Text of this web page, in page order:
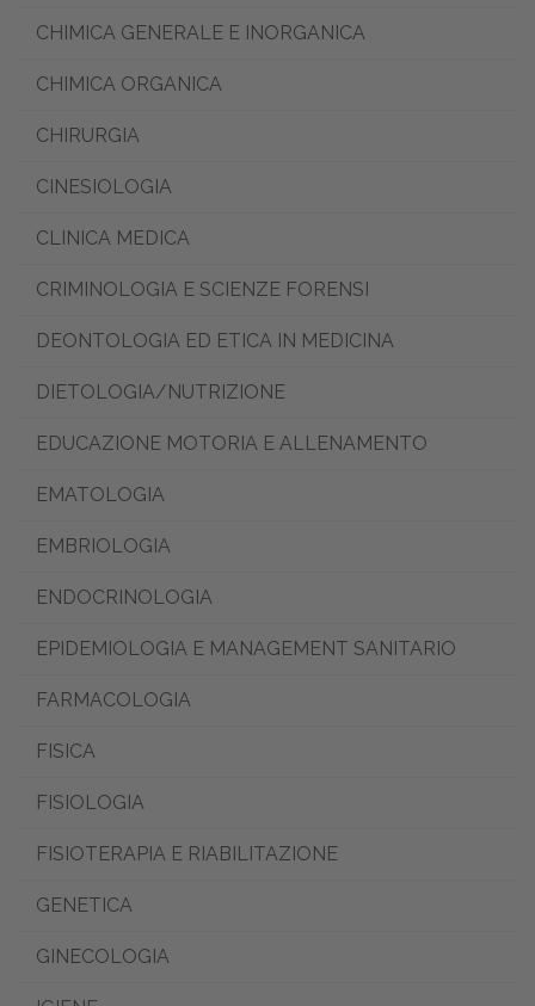
CHIMICA GENERALE E INORGANICA
CHIMICA ORGANICA
CHIRURGIA
CINESIOLOGIA
CLINICA MEDICA
CRIMINOLOGIA E SCIENZE FORENSI
DEONTOLOGIA ED ETICA IN MEDICINA
DIETOLOGIA/NUTRIZIONE
EDUCAZIONE MOTORIA E ALLENAMENTO
EMATOLOGIA
EMBRIOLOGIA
ENDOCRINOLOGIA
EPIDEMIOLOGIA E MANAGEMENT SANITARIO
FARMACOLOGIA
FISICA
FISIOLOGIA
FISIOTERAPIA E RIABILITAZIONE
GENETICA
GINECOLOGIA